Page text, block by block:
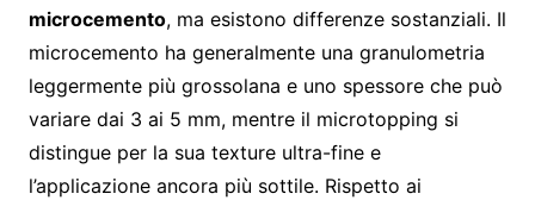
microcemento, ma esistono differenze sostanziali. Il
microcemento ha generalmente una granulometria
leggermente più grossolana e uno spessore che può
variare dai 3 ai 5 mm, mentre il microtopping si
distingue per la sua texture ultra-fine e
l’applicazione ancora più sottile. Rispetto ai